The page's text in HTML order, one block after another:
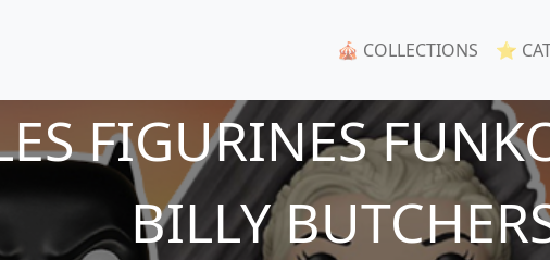
🎪 COLLECTIONS ⭐
FIGURINES
BILLY